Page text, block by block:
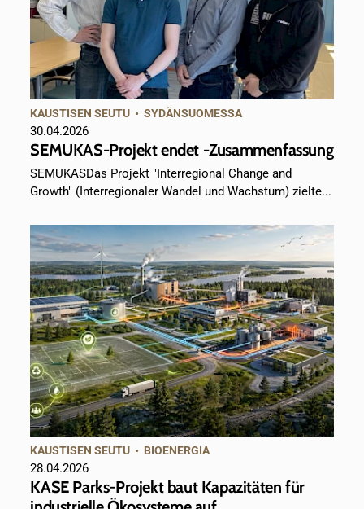
KAUSTISEN SEUTU •SYDÄNSUOMESSA
30.04.2026
SEMUKAS-Projekt endet -Zusammenfassung
SEMUKASDas Projekt "Interregional Change and
Growth" (Interregionaler Wandel und Wachstum) zielte...
KAUSTISEN SEUTU • BIOENERGIA
28.04.2026
KASE Parks-Projekt baut Kapazitäten für